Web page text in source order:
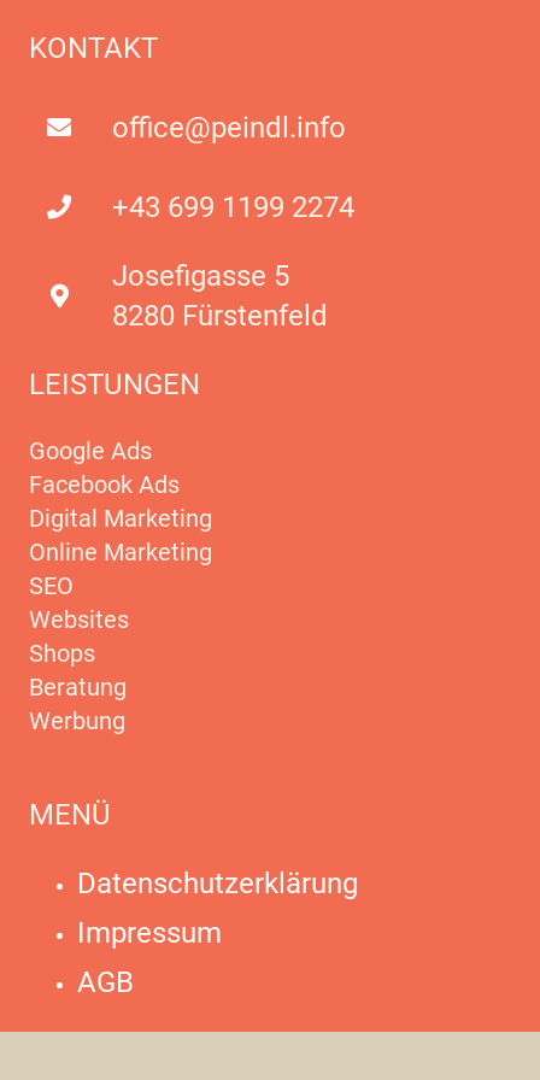
KONTAKT
office@peindl.info
+43 699 1199 2274
Josefigasse 5
8280 Fürstenfeld
LEISTUNGEN
Google Ads
Facebook Ads
Digital Marketing
Online Marketing
SEO
Websites
Shops
Beratung
Werbung
MENÜ
Datenschutzerklärung
Impressum
AGB